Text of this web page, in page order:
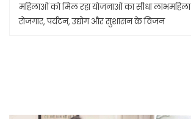
महिलाओं को मिल रहा योजनाओं का सीधा
रोजगार, पर्यटन, उद्योग और सुशासन के विजन